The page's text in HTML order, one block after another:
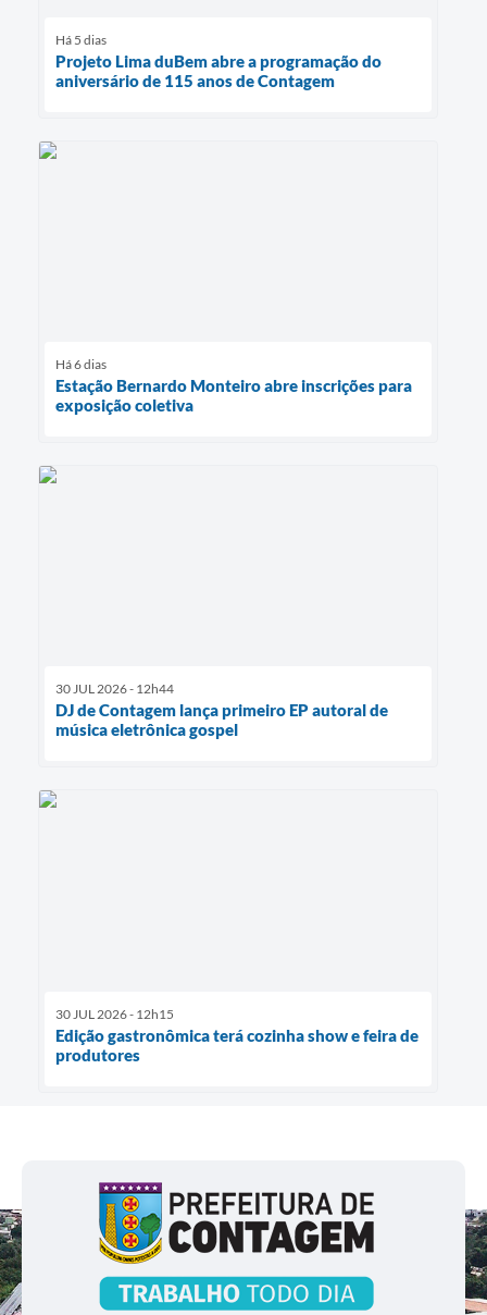
Há 5 dias
Projeto Lima duBem abre a programação do
aniversário de 115 anos de Contagem
Há 6 dias
Estação Bernardo Monteiro abre inscrições para
exposição coletiva
30 JUL 2026 - 12h44
DJ de Contagem lança primeiro EP autoral de
música eletrônica gospel
30 JUL 2026 - 12h15
Edição gastronômica terá cozinha show e feira de
produtores